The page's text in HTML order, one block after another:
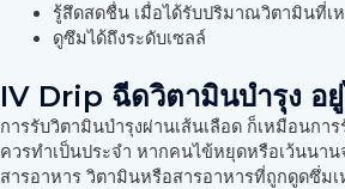
รู้สึดสดชื่น เมื่อได้รับปริมาณวิตามินที่เ
ดูซึมได้ถึงระดับเซลล์
IV Drip ฉีดวิตามินบำรุง อ
การรับวิตามินบำรุงผ่านเส้นเลือด ก็เหมือนกา
ควรทำเป็นประจำ หากคนไข้หยุดหรือเว้นนา
สารอาหาร วิตามินหรือสารอาหารที่ถูกดูดซึ่ม